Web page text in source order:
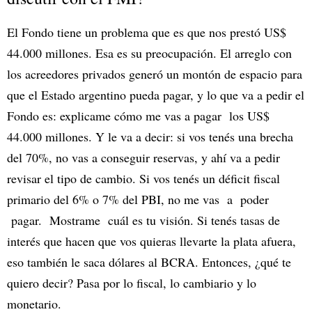
El Fondo tiene un problema que es que nos prestó US$
44.000 millones. Esa es su preocupación. El arreglo con
los acreedores privados generó un montón de espacio para
que el Estado argentino pueda pagar, y lo que va a pedir el
Fondo es: explicame cómo me vas a pagar los US$
44.000 millones. Y le va a decir: si vos tenés una brecha
del 70%, no vas a conseguir reservas, y ahí va a pedir
revisar el tipo de cambio. Si vos tenés un déficit fiscal
primario del 6% o 7% del PBI, no me vas a poder
pagar. Mostrame cuál es tu visión. Si tenés tasas de
interés que hacen que vos quieras llevarte la plata afuera,
eso también le saca dólares al BCRA. Entonces, ¿qué te
quiero decir? Pasa por lo fiscal, lo cambiario y lo
monetario.